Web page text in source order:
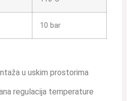
10 bar
u uskim prostorima
regulacija temperature